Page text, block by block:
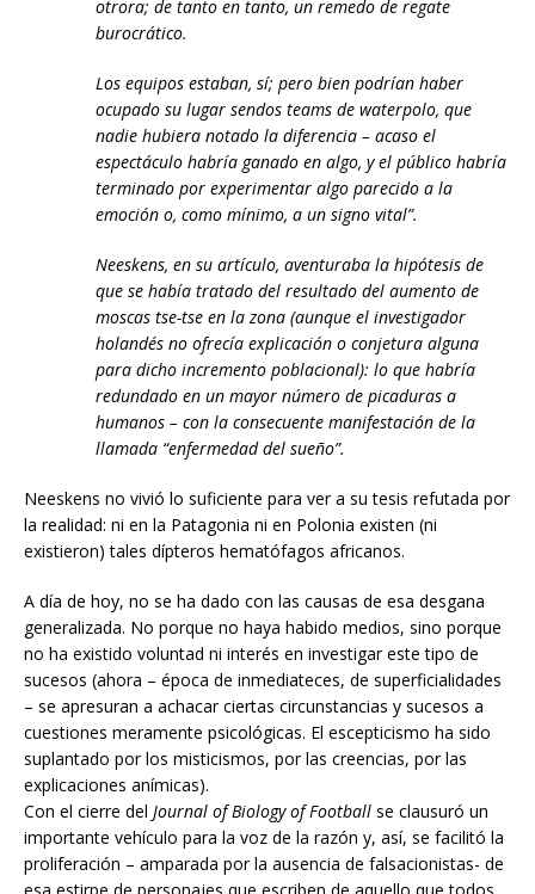
otrora; de tanto en tanto, un remedo de regate
burocrático.
Los equipos estaban, sí; pero bien podrían haber
ocupado su lugar sendos teams de waterpolo, que
nadie hubiera notado la diferencia – acaso el
espectáculo habría ganado en algo, y el público habría
terminado por experimentar algo parecido a la
emoción o, como mínimo, a un signo vital”.
Neeskens, en su artículo, aventuraba la hipótesis de
que se había tratado del resultado del aumento de
moscas tse-tse en la zona (aunque el investigador
holandés no ofrecía explicación o conjetura alguna
para dicho incremento poblacional): lo que habría
redundado en un mayor número de picaduras a
humanos – con la consecuente manifestación de la
llamada “enfermedad del sueño”.
Neeskens no vivió lo suficiente para ver a su tesis refutada por
la realidad: ni en la Patagonia ni en Polonia existen (ni
existieron) tales dípteros hematófagos africanos.
A día de hoy, no se ha dado con las causas de esa desgana
generalizada. No porque no haya habido medios, sino porque
no ha existido voluntad ni interés en investigar este tipo de
sucesos (ahora – época de inmediateces, de superficialidades
– se apresuran a achacar ciertas circunstancias y sucesos a
cuestiones meramente psicológicas. El escepticismo ha sido
suplantado por los misticismos, por las creencias, por las
explicaciones anímicas).
Con el cierre del Journal of Biology of Football se clausuró un
importante vehículo para la voz de la razón y, así, se facilitó la
proliferación – amparada por la ausencia de falsacionistas- de